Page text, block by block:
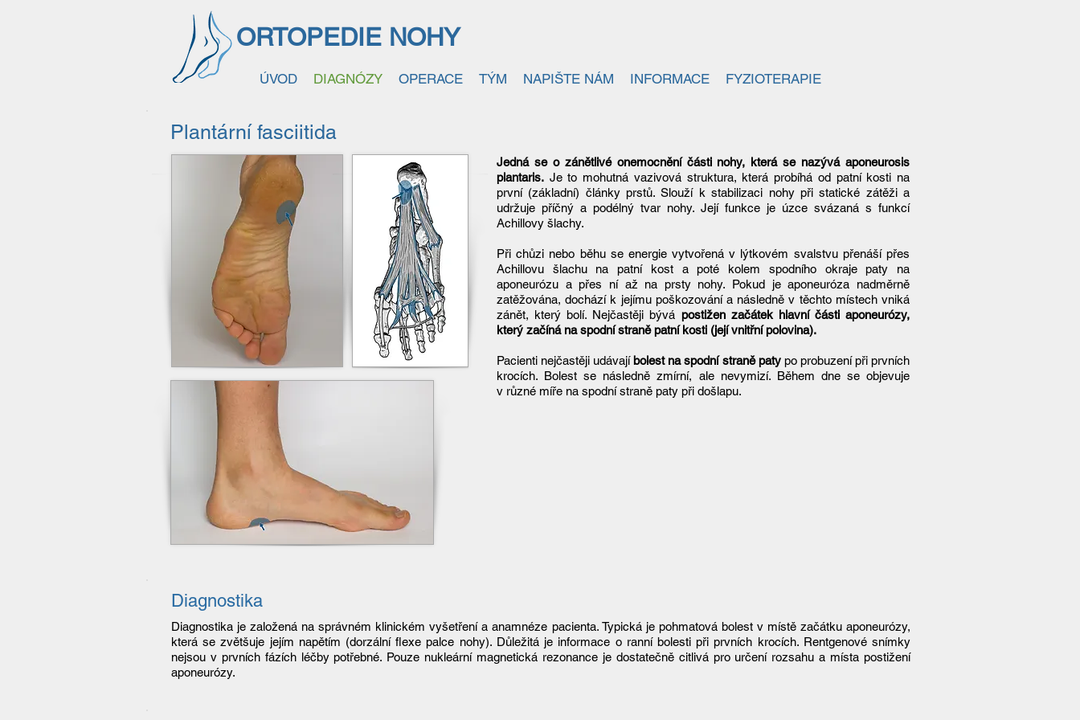
ORTOPEDIE NOHY
ÚVOD DIAGNÓZY OPERACE TÝM NAPIŠTE NÁM INFORMACE FYZIOTERAPIE
Plantární fasciitida
Jedná se o zánětlivé onemocnění části nohy, která se nazývá aponeurosis
plantaris. Je to mohutná vazivová struktura, která probíhá od patní kosti na
první (základní) články prstů. Slouží k stabilizaci nohy při statické zátěži a
udržuje příčný a podélný tvar nohy. Její funkce je úzce svázaná s funkcí
Achillovy šlachy.
Při chůzi nebo běhu se energie vytvořená v lýtkovém svalstvu přenáší přes
Achillovu šlachu na patní kost a poté kolem spodního okraje paty na
aponeurózu a přes ní až na prsty nohy. Pokud je aponeuróza nadměrně
zatěžována, dochází k jejímu poškozování a následně v těchto místech vniká
zánět, který bolí. Nejčastěji bývá postižen začátek hlavní části aponeurózy,
který začíná na spodní straně patní kosti (její vnitřní polovina).
Pacienti nejčastěji udávají bolest na spodní straně patypo probuzení při prvních
krocích. Bolest se následně zmírní, ale nevymizí. Během dne se objevuje
v různé míře na spodní straně paty při došlapu.
Diagnostika
Diagnostika je založená na správném klinickém vyšetření a anamnéze pacienta. Typická je pohmatová bolest v místě začátku aponeurózy,
která se zvětšuje jejím napětím (dorzální flexe palce nohy). Důležitá je informace o ranní bolesti při prvních krocích. Rentgenové snímky
nejsou v prvních fázích léčby potřebné. Pouze nukleární magnetická rezonance je dostatečně citlivá pro určení rozsahu a místa postižení
aponeurózy.